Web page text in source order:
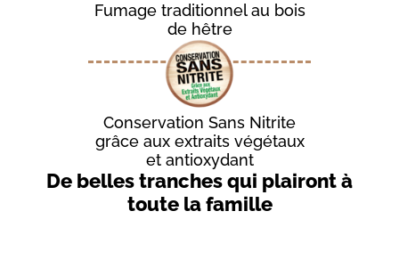
Fumage traditionnel au bois
de hêtre
Conservation Sans Nitrite
grâce aux extraits végétaux
et antioxydant
Introduction
De belles tranches qui plairont à
toute la famille